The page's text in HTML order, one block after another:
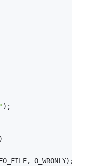
);
)
O_WRONLY);